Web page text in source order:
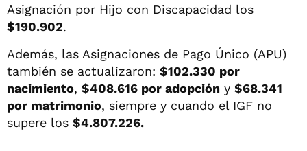
Asignación por Hijo con Discapacidad los
$190.902.
Además, las Asignaciones de Pago Único (APU)
también se actualizaron: $102.330 por
nacimiento, $408.616 por adopción y $68.341
por matrimonio, siempre y cuando el IGF no
supere los $4.807.226.